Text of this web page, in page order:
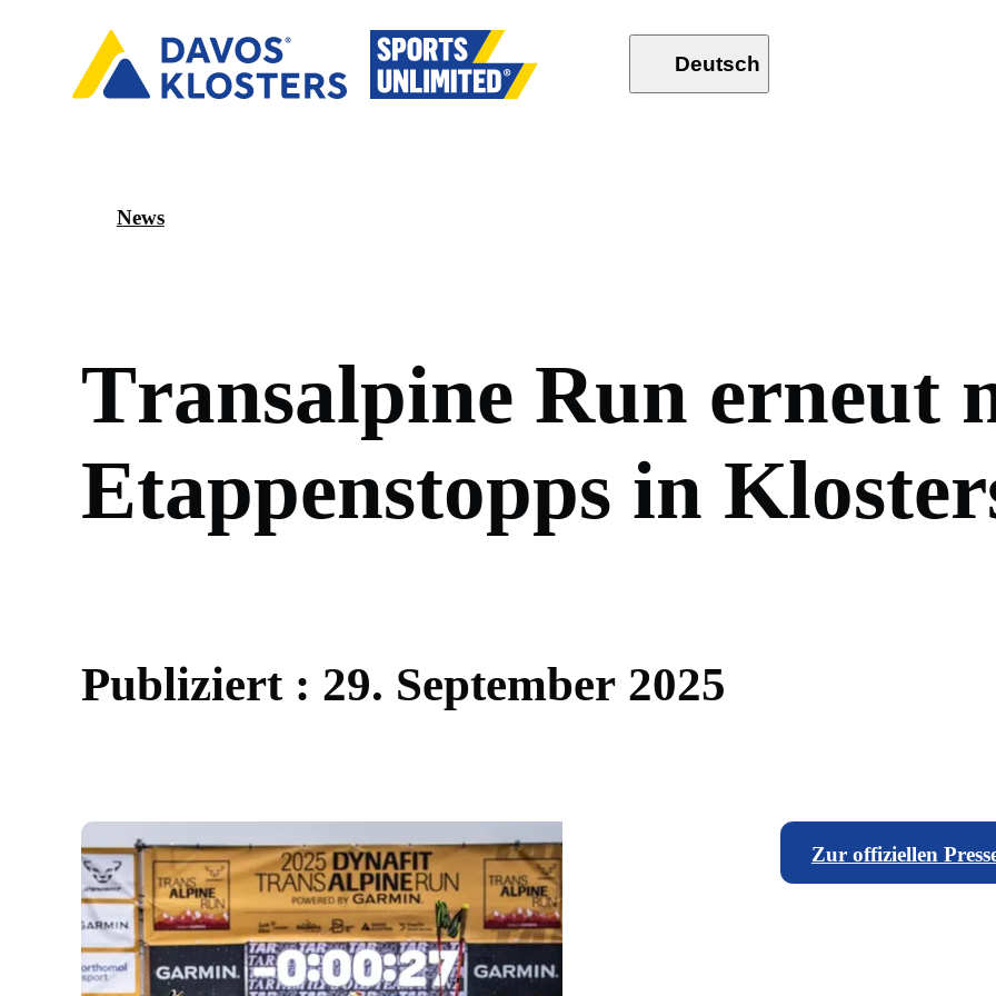
Deutsch
News
Transalpine Run erneut
Etappenstopps in Kloster
Publiziert : 29. September 2025
Zur offiziellen